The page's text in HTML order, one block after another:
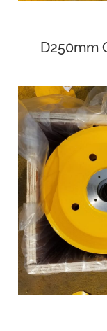
D250mm